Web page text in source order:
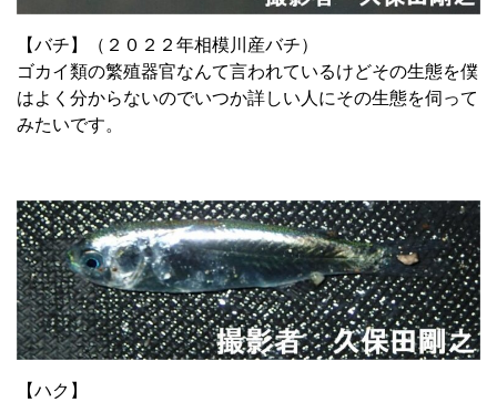
【バチ】（２０２２年相模川産バチ）
ゴカイ類の繁殖器官なんて言われているけどその生態を僕
はよく分からないのでいつか詳しい人にその生態を伺って
みたいです。
【ハク】